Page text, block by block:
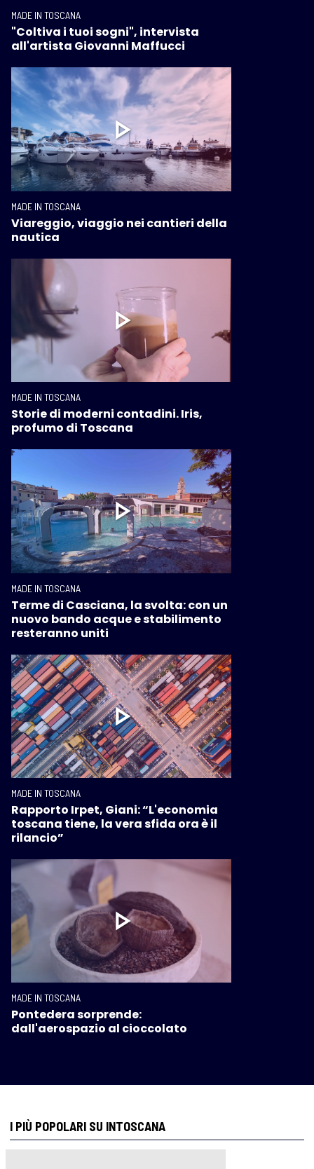
MADE IN TOSCANA
"Coltiva i tuoi sogni", intervista
all'artista Giovanni Maffucci
MADE IN TOSCANA
Viareggio, viaggio nei cantieri della
nautica
MADE IN TOSCANA
Storie di moderni contadini. Iris,
profumo di Toscana
MADE IN TOSCANA
Terme di Casciana, la svolta: con un
nuovo bando acque e stabilimento
resteranno uniti
MADE IN TOSCANA
Rapporto Irpet, Giani: “L'economia
toscana tiene, la vera sfida ora è il
rilancio”
MADE IN TOSCANA
Pontedera sorprende:
dall'aerospazio al cioccolato
I PIÙ POPOLARI SU INTOSCANA